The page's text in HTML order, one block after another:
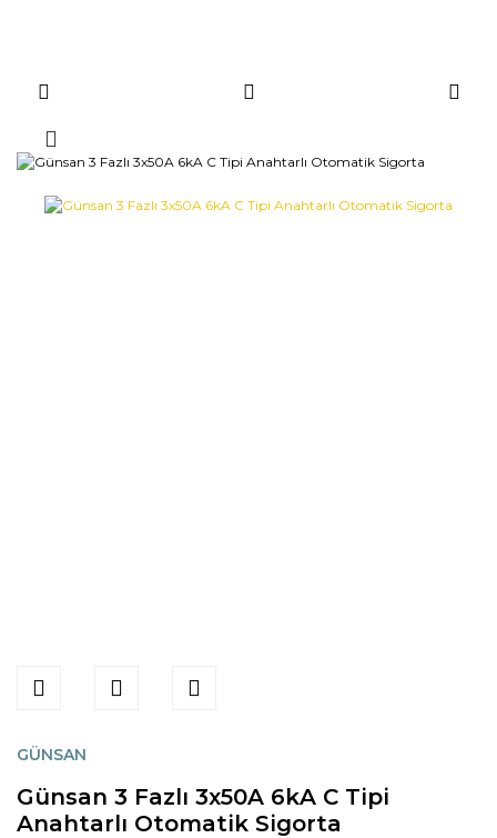
GÜNSAN
Günsan 3 Fazlı 3x50A 6kA C Tipi
Anahtarlı Otomatik Sigorta